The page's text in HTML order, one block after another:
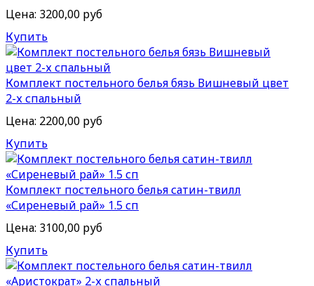
Цена: 3200,00 руб
Купить
Комплект постельного белья бязь Вишневый цвет
2-х спальный
Цена: 2200,00 руб
Купить
Комплект постельного белья сатин-твилл
«Сиреневый рай» 1.5 сп
Цена: 3100,00 руб
Купить